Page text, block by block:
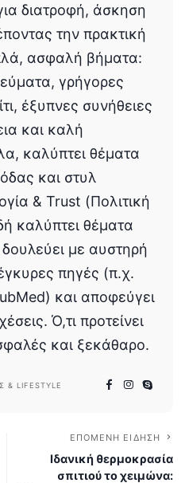
διατροφή, άσκηση
την πρακτική
ασφαλή βήματα:
γρήγορες
έξυπνες συνήθειες
και καλή
καλύπτει θέματα
και στυλ
& Trust (Πολιτική
καλύπτει θέματα
με αυστηρή
πηγές (π.χ.
και αποφεύγει
Ό,τι προτείνει
και ξεκάθαρο.
LIFESTYLE
ΕΠΌΜΕΝΗ ΕΊΔΗΣΗ
Ιδανική θερμοκρασία
σπιτιού το χειμώνα: